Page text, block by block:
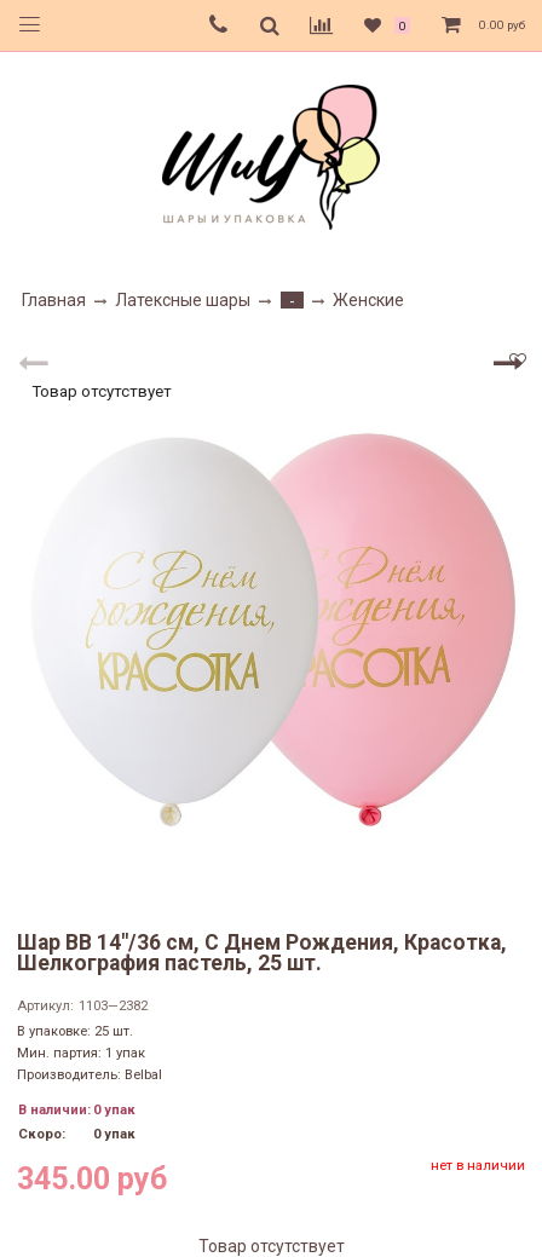
0 0.00 руб
Главная Латексные шары - Женские
Товар отсутствует
Шар ВВ 14"/36 см, С Днем Рождения, Красотка,
Шелкография пастель, 25 шт.
Артикул: 1103—2382
В упаковке: 25 шт.
Мин. партия: 1 упак
Производитель: Belbal
В наличии: 0 упак
Скоро:
0 упак
345.00 руб нет в наличии
Товар отсутствует